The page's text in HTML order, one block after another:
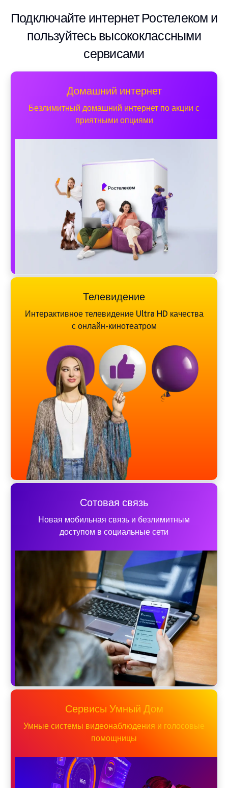
Подключайте интернет Ростелеком и
пользуйтесь высококлассными
сервисами
Домашний интернет
Безлимитный домашний интернет по акции с
приятными опциями
Телевидение
Интерактивное телевидение Ultra HD качества
с онлайн-кинотеатром
Сотовая связь
Новая мобильная связь и безлимитным
доступом в социальные сети
Сервисы Умный Дом
Умные системы видеонаблюдения и голосовые
помощницы